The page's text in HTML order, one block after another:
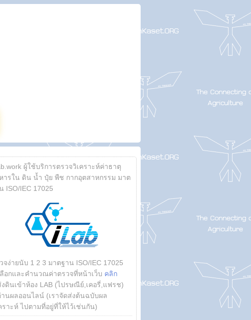
ผู้ใช้บริการตรวจวิเคราะห์ค่าธาตุ
ารใน ดิน น้ำ ปุ๋ย พืช กากอุตสาหกรรม มาต
ISO/IEC 17025
จง่ายนับ 1 2 3 มาตฐาน ISO/IEC 17025
ลือกและคำนวณค่าตรวจที่หน้าเว็บ คลิก
งดินเข้าห้อง LAB (ไปรษณีย์,เคอรี่,แฟรช)
านผลออนไลน์ (เราจัดส่งต้นฉบับผล
ราะห์ ไปตามที่อยู่ที่ให้ไว้เช่นกัน)